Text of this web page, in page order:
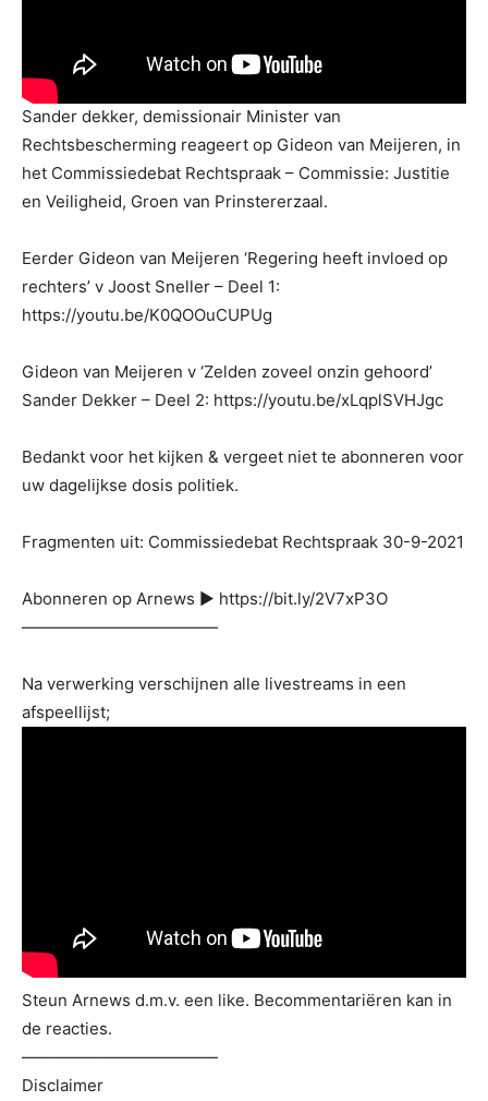
Sander dekker, demissionair Minister van
Rechtsbescherming reageert op Gideon van Meijeren, in
het Commissiedebat Rechtspraak – Commissie: Justitie
en Veiligheid, Groen van Prinstererzaal.
Eerder Gideon van Meijeren ‘Regering heeft invloed op
rechters’ v Joost Sneller – Deel 1:
https://youtu.be/K0QOOuCUPUg
Gideon van Meijeren v ‘Zelden zoveel onzin gehoord’
Sander Dekker – Deel 2: https://youtu.be/xLqplSVHJgc
Bedankt voor het kijken & vergeet niet te abonneren voor
uw dagelijkse dosis politiek.
Fragmenten uit: Commissiedebat Rechtspraak 30-9-2021
Abonneren op Arnews ▶ https://bit.ly/2V7xP3O
————————————
Na verwerking verschijnen alle livestreams in een
afspeellijst;
Steun Arnews d.m.v. een like. Becommentariëren kan in
de reacties.
————————————
Disclaimer